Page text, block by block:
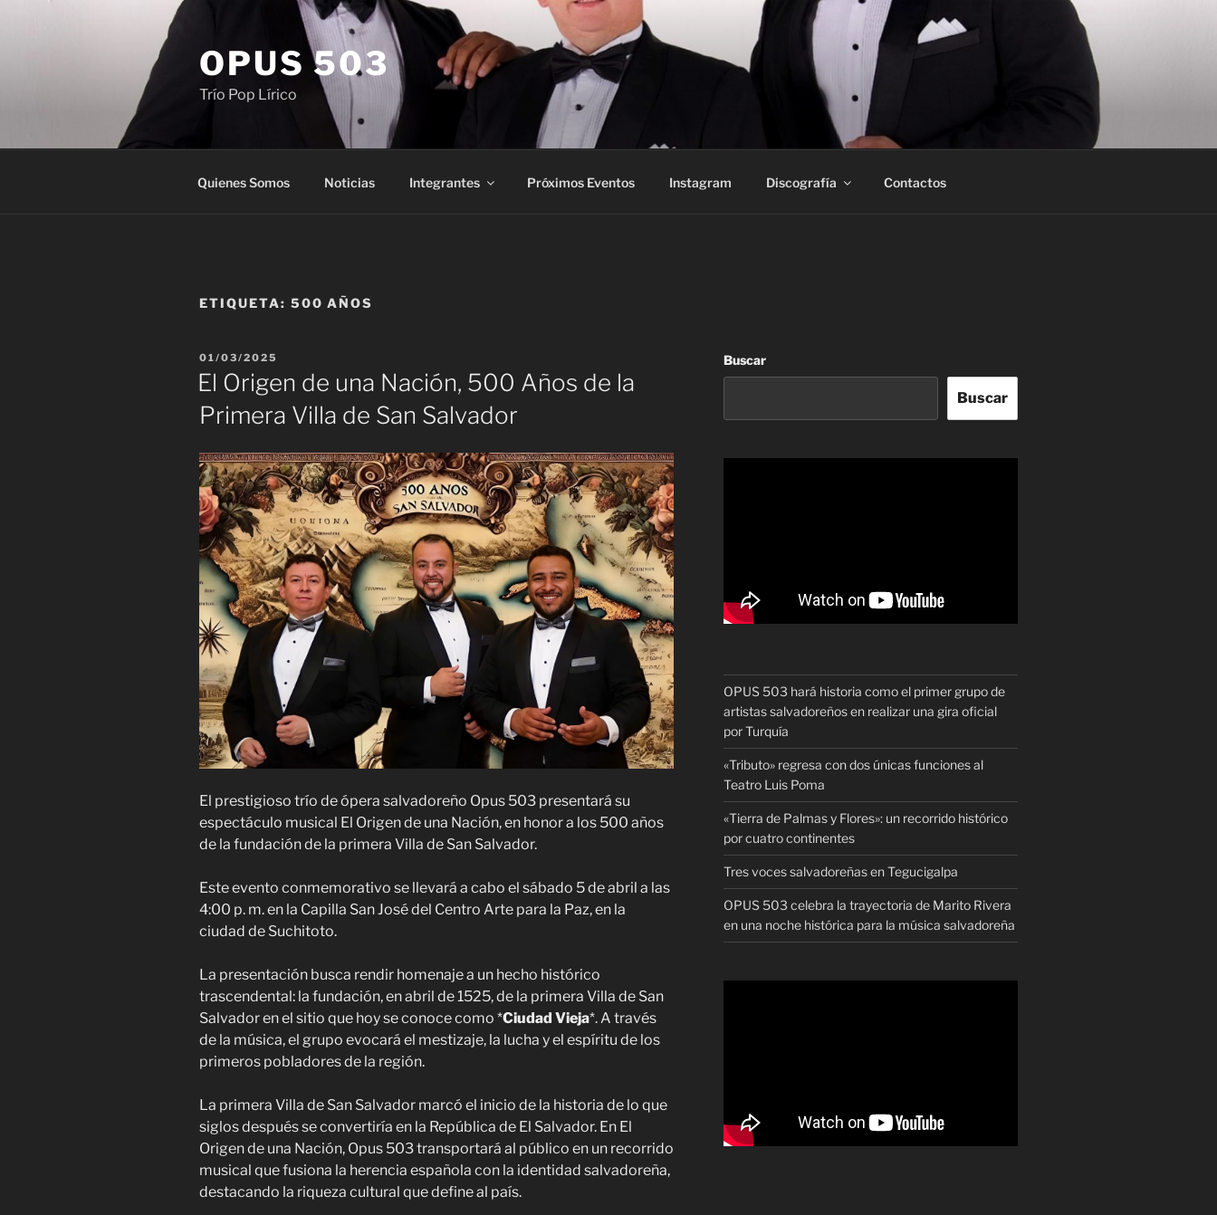
OPUS 503
Trío Pop Lírico
Quienes Somos Noticias Integrantes Próximos Eventos Instagram Discografía Contactos
ETIQUETA: 500 AÑOS
PUBLICADO
EL
01/03/2025
El Origen de una Nación, 500 Años de la
Primera Villa de San Salvador
El prestigioso trío de ópera salvadoreño Opus 503 presentará su
espectáculo musical El Origen de una Nación, en honor a los 500 años
de la fundación de la primera Villa de San Salvador.
Este evento conmemorativo se llevará a cabo el sábado 5 de abril a las
4:00 p. m. en la Capilla San José del Centro Arte para la Paz, en la
ciudad de Suchitoto.
La presentación busca rendir homenaje a un hecho histórico
trascendental: la fundación, en abril de 1525, de la primera Villa de San
Salvador en el sitio que hoy se conoce como *Ciudad Vieja*. A través
de la música, el grupo evocará el mestizaje, la lucha y el espíritu de los
primeros pobladores de la región.
La primera Villa de San Salvador marcó el inicio de la historia de lo que
siglos después se convertiría en la República de El Salvador. En El
Origen de una Nación, Opus 503 transportará al público en un recorrido
musical que fusiona la herencia española con la identidad salvadoreña,
destacando la riqueza cultural que define al país.
Buscar
Buscar
OPUS 503 hará historia como el primer grupo de
artistas salvadoreños en realizar una gira oficial
por Turquía
«Tributo» regresa con dos únicas funciones al
Teatro Luis Poma
«Tierra de Palmas y Flores»: un recorrido histórico
por cuatro continentes
Tres voces salvadoreñas en Tegucigalpa
OPUS 503 celebra la trayectoria de Marito Rivera
en una noche histórica para la música salvadoreña